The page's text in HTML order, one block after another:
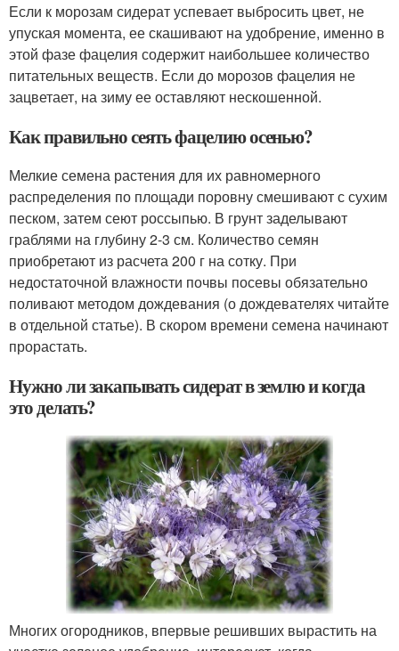
Если к морозам сидерат успевает выбросить цвет, не
упуская момента, ее скашивают на удобрение, именно в
этой фазе фацелия содержит наибольшее количество
питательных веществ. Если до морозов фацелия не
зацветает, на зиму ее оставляют нескошенной.
Как правильно сеять фацелию осенью?
Мелкие семена растения для их равномерного
распределения по площади поровну смешивают с сухим
песком, затем сеют россыпью. В грунт заделывают
граблями на глубину 2-3 см. Количество семян
приобретают из расчета 200 г на сотку. При
недостаточной влажности почвы посевы обязательно
поливают методом дождевания (о дождевателях читайте
в отдельной статье). В скором времени семена начинают
прорастать.
Нужно ли закапывать сидерат в землю и когда
это делать?
Многих огородников, впервые решивших вырастить на